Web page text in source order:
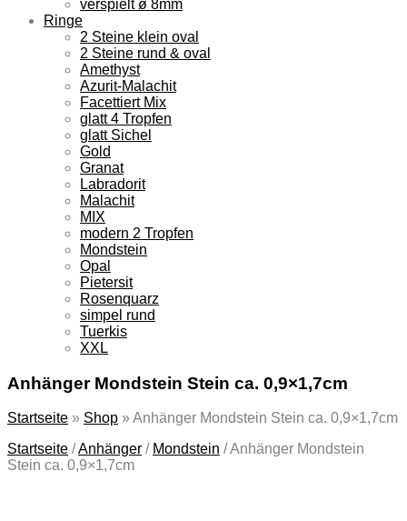
verspielt ø 8mm
Ringe
2 Steine klein oval
2 Steine rund & oval
Amethyst
Azurit-Malachit
Facettiert Mix
glatt 4 Tropfen
glatt Sichel
Gold
Granat
Labradorit
Malachit
MIX
modern 2 Tropfen
Mondstein
Opal
Pietersit
Rosenquarz
simpel rund
Tuerkis
XXL
Anhänger Mondstein Stein ca. 0,9×1,7cm
Startseite » Shop »Anhänger Mondstein Stein ca. 0,9×1,7cm
Startseite /Anhänger / Mondstein /Anhänger Mondstein
Stein ca. 0,9×1,7cm